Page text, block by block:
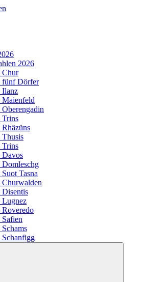
2026
Chur
fünf Dörfer
Ilanz
Maienfeld
Trins
Trins
Davos
Tasna
Lugnez